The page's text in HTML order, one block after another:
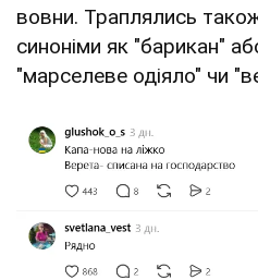
вовни. Траплялись також
синоніми як "барикан"
"марселеве одіяло" чи